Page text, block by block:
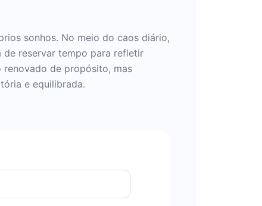
sonhos. No meio do caos diário,
de reservar tempo para refletir
renovado de propósito, mas
e equilibrada.